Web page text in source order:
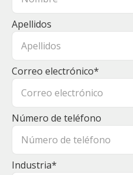
Apellidos
Correo electrónico*
Número de teléfono
Industria*